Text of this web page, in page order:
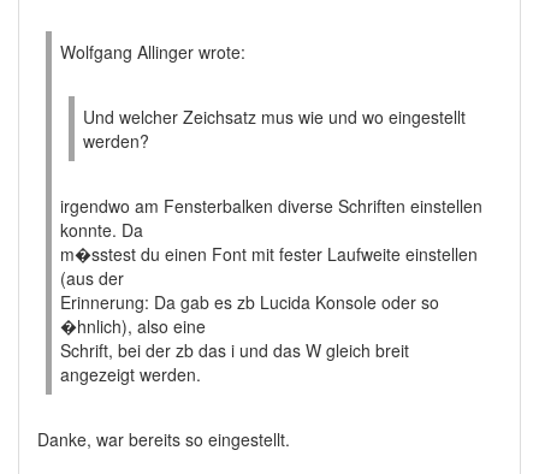
Wolfgang Allinger wrote:
Und welcher Zeichsatz mus wie und wo eingestellt
werden?
irgendwo am Fensterbalken diverse Schriften einstellen
konnte. Da
m�sstest du einen Font mit fester Laufweite einstellen
(aus der
Erinnerung: Da gab es zb Lucida Konsole oder so
�hnlich), also eine
Schrift, bei der zb das i und das W gleich breit
angezeigt werden.
Danke, war bereits so eingestellt.